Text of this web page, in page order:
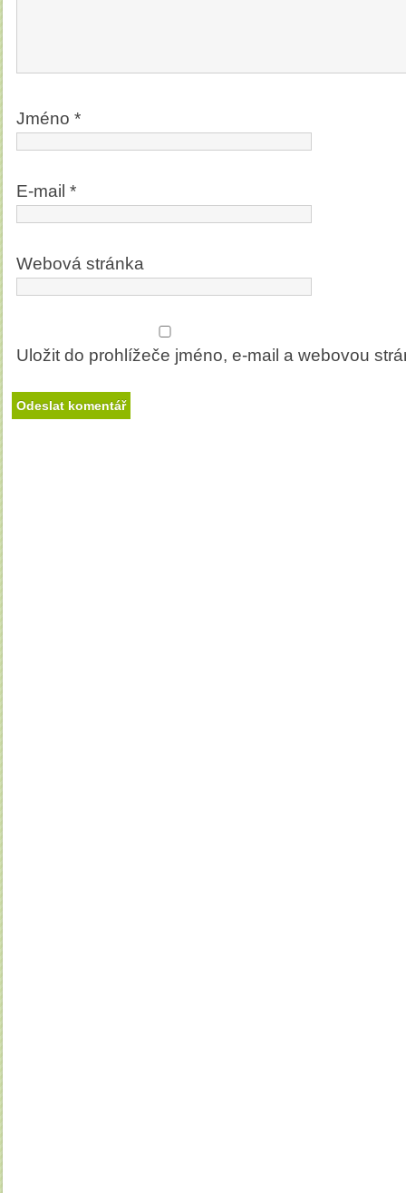
Jméno *
E-mail *
Webová stránka
Uložit do prohlížeče jméno, e-mail a webovou